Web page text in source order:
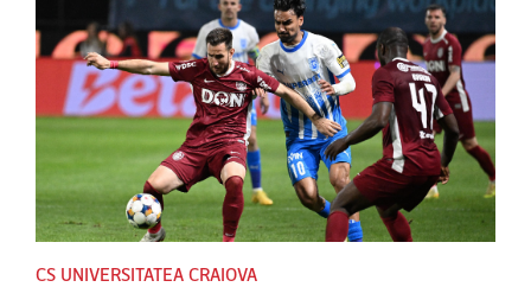
CS UNIVERSITATEA CRAIOVA